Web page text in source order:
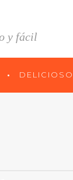
y fácil
DELICIOSO